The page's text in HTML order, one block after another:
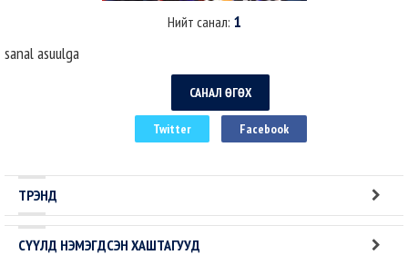
Нийт санал: 1
sanal asuulga
САНАЛ ӨГӨХ
Twitter Facebook
ТРЭНД
СҮҮЛД НЭМЭГДСЭН ХАШТАГУУД